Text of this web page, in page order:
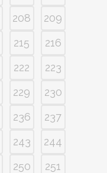
208
209
215
216
222
223
229
230
236
237
243
244
250
251